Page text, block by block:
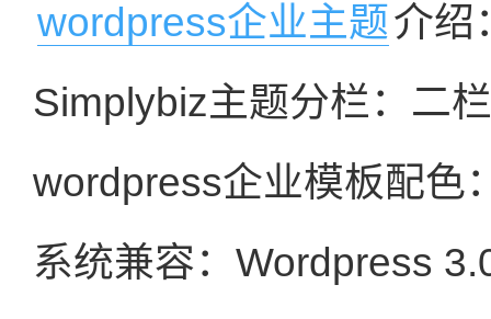
wordpress企业主题介绍
Simplybiz主题分栏：二
wordpress企业模板配色
系统兼容：Wordpress